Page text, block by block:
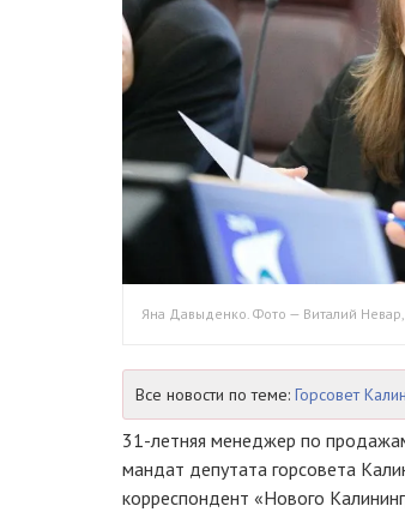
Яна Давыденко. Фото — Виталий
Все новости по теме: Горсовет
31-летняя менеджер по
мандат депутата горсовета
корреспондент «Нового